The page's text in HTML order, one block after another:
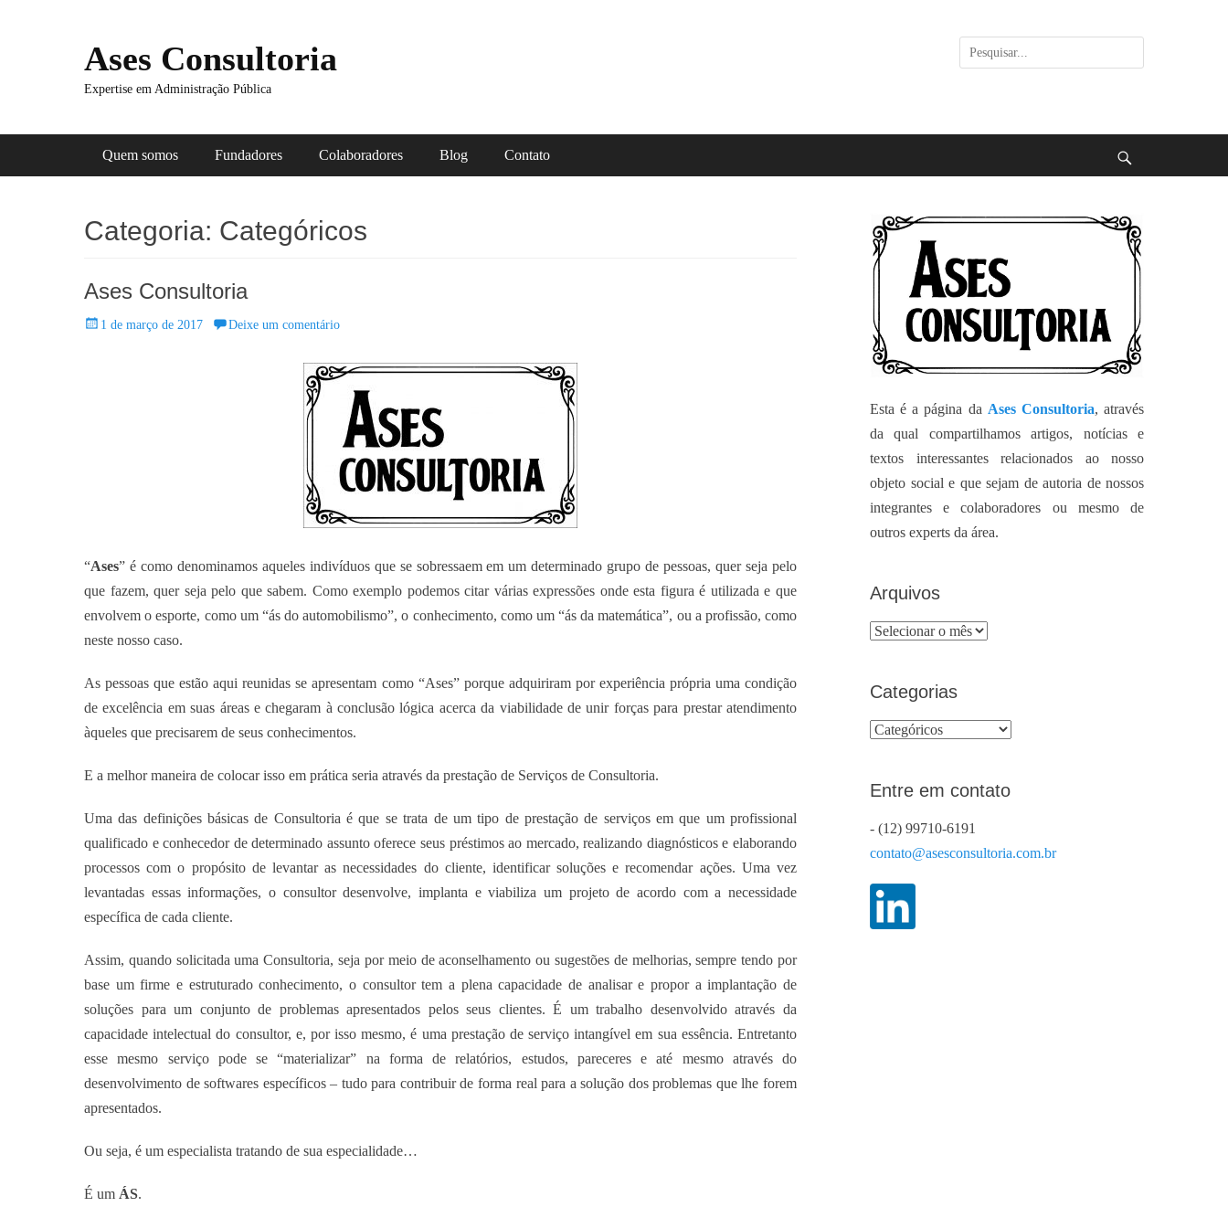
Ases Consultoria
Expertise em Administração Pública
Pesquisar
por:
Menu principal
conteúdo
Quem somos Fundadores Colaboradores Blog Contato
Categoria: Categóricos
Ases Consultoria
Posted1 de março de 2017 Deixe um comentário
“Ases” é como denominamos aqueles indivíduos que se sobressaem em um determinado grupo de pessoas, quer seja pelo
que fazem, quer seja pelo que sabem. Como exemplo podemos citar várias expressões onde esta figura é utilizada e que
envolvem o esporte, como um “ás do automobilismo”, o conhecimento, como um “ás da matemática”, ou a profissão, como
neste nosso caso.
As pessoas que estão aqui reunidas se apresentam como “Ases” porque adquiriram por experiência própria uma condição
de excelência em suas áreas e chegaram à conclusão lógica acerca da viabilidade de unir forças para prestar atendimento
àqueles que precisarem de seus conhecimentos.
E a melhor maneira de colocar isso em prática seria através da prestação de Serviços de Consultoria.
Uma das definições básicas de Consultoria é que se trata de um tipo de prestação de serviços em que um profissional
qualificado e conhecedor de determinado assunto oferece seus préstimos ao mercado, realizando diagnósticos e elaborando
processos com o propósito de levantar as necessidades do cliente, identificar soluções e recomendar ações. Uma vez
levantadas essas informações, o consultor desenvolve, implanta e viabiliza um projeto de acordo com a necessidade
específica de cada cliente.
Assim, quando solicitada uma Consultoria, seja por meio de aconselhamento ou sugestões de melhorias, sempre tendo por
base um firme e estruturado conhecimento, o consultor tem a plena capacidade de analisar e propor a implantação de
soluções para um conjunto de problemas apresentados pelos seus clientes. É um trabalho desenvolvido através da
capacidade intelectual do consultor, e, por isso mesmo, é uma prestação de serviço intangível em sua essência. Entretanto
esse mesmo serviço pode se “materializar” na forma de relatórios, estudos, pareceres e até mesmo através do
desenvolvimento de softwares específicos – tudo para contribuir de forma real para a solução dos problemas que lhe forem
apresentados.
Ou seja, é um especialista tratando de sua especialidade…
É um ÁS.
Esta é a página da Ases Consultoria, através
da qual compartilhamos artigos, notícias e
textos interessantes relacionados ao nosso
objeto social e que sejam de autoria de nossos
integrantes e colaboradores ou mesmo de
outros experts da área.
Arquivos
Arquivos
Categorias
Categorias
Entre em contato
- (12) 99710-6191
contato@asesconsultoria.com.br